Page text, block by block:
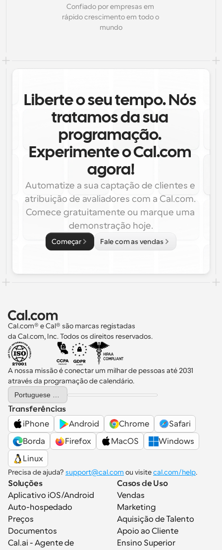
Confiado por empresas em
rápido crescimento em todo o
mundo
Liberte o seu tempo. Nós
tratamos da sua
programação.
Experimente o Cal.com
agora!
Automatize a sua captação de clientes e
atribuição de avaliadores com a Cal.com.
Comece gratuitamente ou marque uma
demonstração hoje.
Começar Fale com as vendas
Cal.com® e Cal® são marcas registadas
da Cal.com, Inc. Todos os direitos reservados.
A nossa missão é conectar um milhar de pessoas até 2031
através da programação de calendário.
Select Language
Transferências
iPhone
Android Chrome
Safari
Borda
Firefox MacOS
Windows
Linux
Precisa de ajuda? support@cal.com ou visite cal.com/help.
Soluções
Aplicativo iOS/Android
Auto-hospedado
Preços
Documentos
Cal.ai - Agente de
Casos de Uso
Vendas
Marketing
Aquisição de Talento
Apoio ao Cliente
Ensino Superior